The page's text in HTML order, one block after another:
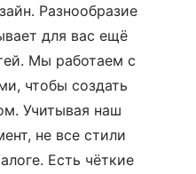
Разнообразие
для вас ещё
Мы работаем с
чтобы создать
Учитывая наш
не все стили
Есть чёткие